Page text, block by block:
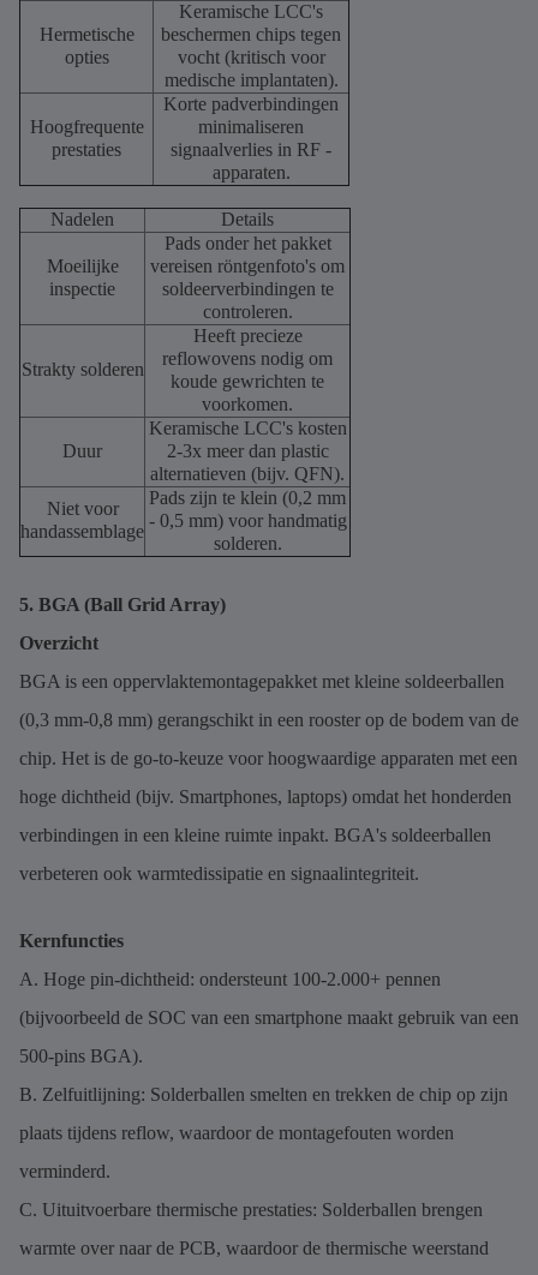
Hermetische
opties
Keramische LCC's
beschermen chips tegen
vocht (kritisch voor
medische implantaten).
Hoogfrequente
prestaties
Korte padverbindingen
minimaliseren
signaalverlies in RF -
apparaten.
Nadelen Details
Moeilijke
inspectie
Pads onder het pakket
vereisen röntgenfoto's om
soldeerverbindingen te
controleren.
Strakty solderen
Heeft precieze
reflowovens nodig om
koude gewrichten te
voorkomen.
Duur
Keramische LCC's kosten
2-3x meer dan plastic
alternatieven (bijv. QFN).
Niet voor
handassemblage
Pads zijn te klein (0,2 mm
- 0,5 mm) voor handmatig
solderen.
5. BGA (Ball Grid Array)
Overzicht
BGA is een oppervlaktemontagepakket met kleine soldeerballen
(0,3 mm-0,8 mm) gerangschikt in een rooster op de bodem van de
chip. Het is de go-to-keuze voor hoogwaardige apparaten met een
hoge dichtheid (bijv. Smartphones, laptops) omdat het honderden
verbindingen in een kleine ruimte inpakt. BGA's soldeerballen
verbeteren ook warmtedissipatie en signaalintegriteit.
Kernfuncties
A. Hoge pin-dichtheid: ondersteunt 100-2.000+ pennen
(bijvoorbeeld de SOC van een smartphone maakt gebruik van een
500-pins BGA).
B. Zelfuitlijning: Solderballen smelten en trekken de chip op zijn
plaats tijdens reflow, waardoor de montagefouten worden
verminderd.
C. Uituitvoerbare thermische prestaties: Solderballen brengen
warmte over naar de PCB, waardoor de thermische weerstand